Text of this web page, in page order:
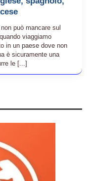
può mancare sul
viaggiamo
in un paese dove non
è sicuramente una
le [...]